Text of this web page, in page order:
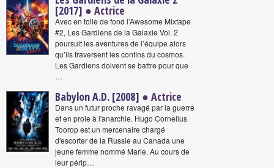
[2017] ● Actrice
Avec en toile de fond l’Awesome Mixtape
#2, Les Gardiens de la Galaxie Vol. 2
poursuit les aventures de l’équipe alors
qu’ils traversent les confins du cosmos.
Les Gardiens doivent se battre pour que
…
Babylon A.D. [2008] ● Actrice
Dans un futur proche ravagé par la guerre
et en proie à l'anarchie. Hugo Cornelius
Toorop est un mercenaire chargé
d'escorter de la Russie au Canada une
jeune femme nommé Marie. Au cours de
leur périp…